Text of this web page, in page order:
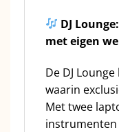
DJ
met eigen
De DJ
waarin
Met twee